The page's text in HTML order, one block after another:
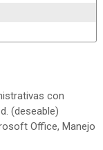
con
(deseable)
Office, Manejo